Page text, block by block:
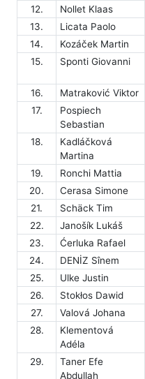
12.
Nollet Klaas
13.
Licata Paolo
14.
Kozáček Martin
15.
Sponti Giovanni
16. Matraković Viktor
17.
Pospiech
Sebastian
18.
Kadláčková
Martina
19. Ronchi Mattia
20.
Cerasa Simone
21.
Schäck Tim
22.
Janošík Lukáš
23.
Ćerluka Rafael
24.
DENİZ Sînem
25.
Ulke Justin
26.
Stokłos Dawid
27.
Valová Johana
28.
Klementová
Adéla
29.
Taner Efe
Abdullah